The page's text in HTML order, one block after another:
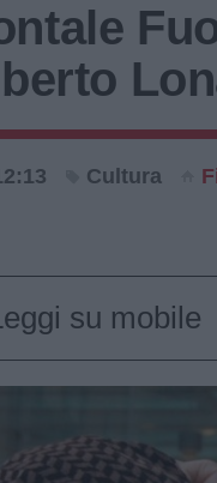
Cultura
su mobile